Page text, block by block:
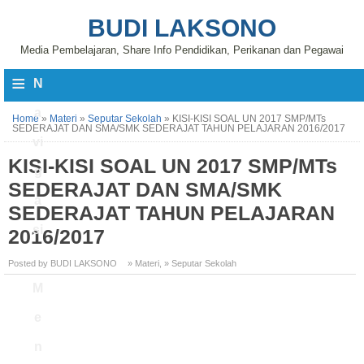
BUDI LAKSONO
Media Pembelajaran, Share Info Pendidikan, Perikanan dan Pegawai
≡ N
vi
g
a
si
Home » Materi » Seputar Sekolah » KISI-KISI SOAL UN 2017 SMP/MTs
SEDERAJAT DAN SMA/SMK SEDERAJAT TAHUN PELAJARAN 2016/2017
KISI-KISI SOAL UN 2017 SMP/MTs
SEDERAJAT DAN SMA/SMK
SEDERAJAT TAHUN PELAJARAN
2016/2017
Posted by BUDI LAKSONO » Materi » Seputar Sekolah